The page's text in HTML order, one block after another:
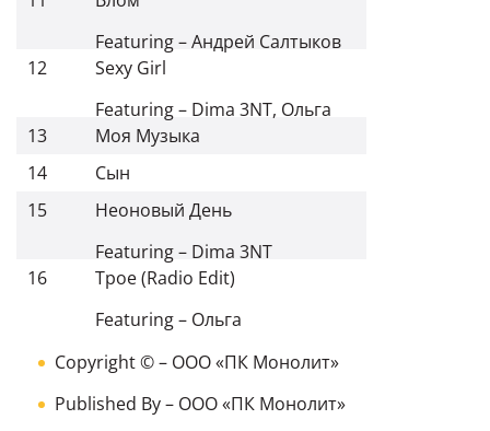
Featuring–Андрей Салтыков
12
Sexy Girl
Featuring– Dima 3NT, Ольга
13
Моя Музыка
14
Сын
15
Неоновый День
Featuring– Dima 3NT
16
Трое (Radio Edit)
Featuring– Ольга
Copyright ©– ООО «ПК Монолит»
Published By– ООО «ПК Монолит»